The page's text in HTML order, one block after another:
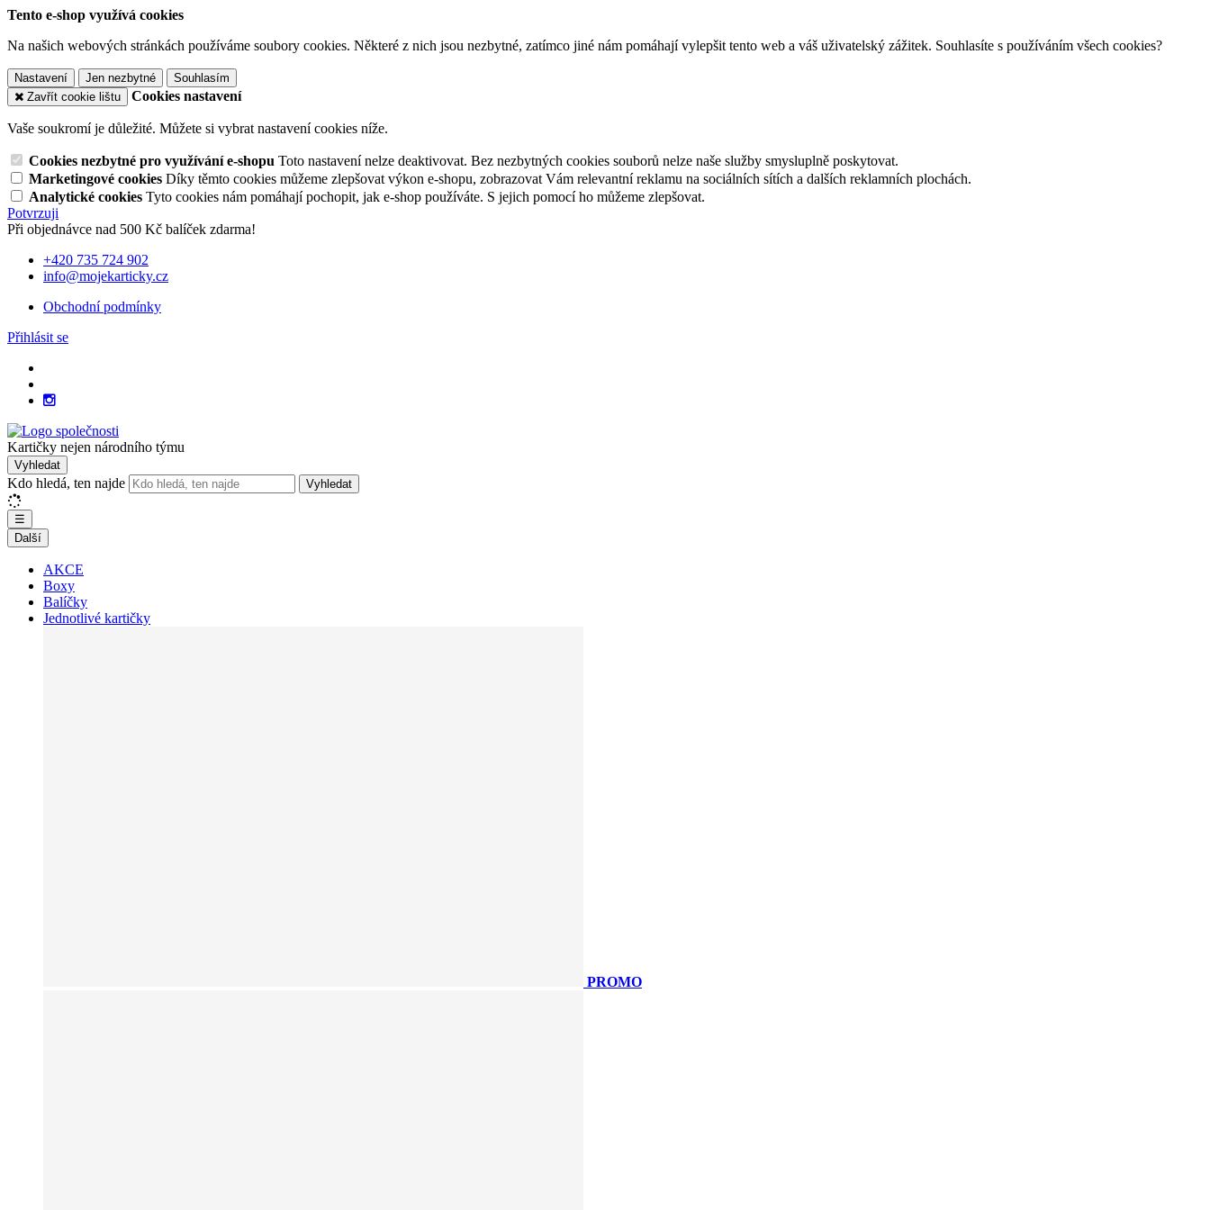
Tento e-shop využívá cookies
Na našich webových stránkách používáme soubory cookies. Některé z nich jsou nezbytné, zatímco jiné nám pomáhají vylepšit tento web a váš uživatelský zážitek. Souhlasíte s používáním všech cookies?
Nastavení Jen nezbytné
Souhlasím
Zavřít cookie lištu
Cookies nastavení
Vaše soukromí je důležité. Můžete si vybrat nastavení cookies níže.
Cookies nezbytné pro využívání e-shopu Toto nastavení nelze deaktivovat. Bez nezbytných cookies souborů nelze naše služby smysluplně poskytovat.
Marketingové cookies Díky těmto cookies můžeme zlepšovat výkon e-shopu, zobrazovat Vám relevantní reklamu na sociálních sítích a dalších reklamních plochách.
Analytické cookies Tyto cookies nám pomáhají pochopit, jak e-shop používáte. S jejich pomocí ho můžeme zlepšovat.
Potvrzuji
Při objednávce nad 500 Kč balíček zdarma!
+420 735 724 902
info@mojekarticky.cz
Obchodní podmínky
Přihlásit se
Kartičky nejen národního týmu
Vyhledat
Kdo hledá, ten najde Vyhledat
☰
Další
AKCE
Boxy
Balíčky
Jednotlivé kartičky
PROMO